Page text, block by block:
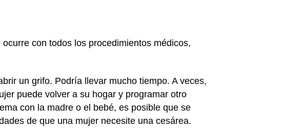
con todos los procedimientos médicos,
un grifo. Podría llevar mucho tiempo. A veces,
puede volver a su hogar y programar otro
con la madre o el bebé, es posible que se
de que una mujer necesite una cesárea.